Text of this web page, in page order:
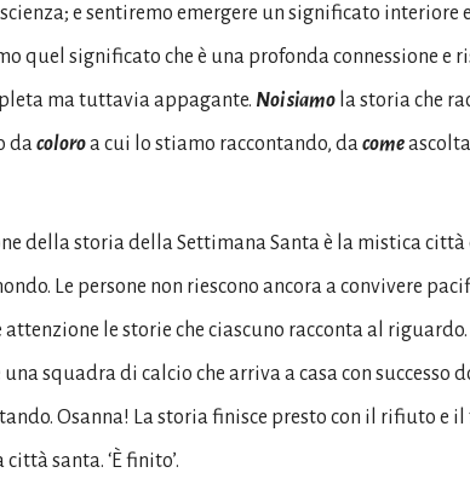
e sentiremo emergere un significato interiore
quel significato che è una profonda connessione e
ma tuttavia appagante. Noi siamo la storia che
da coloroa cui lo stiamo raccontando, da come
della storia della Settimana Santa è la mistica
Le persone non riescono ancora a convivere
attenzione le storie che ciascuno racconta al
squadra di calcio che arriva a casa con successo
Osanna! La storia finisce presto con il rifiuto e
santa. ‘È finito’.